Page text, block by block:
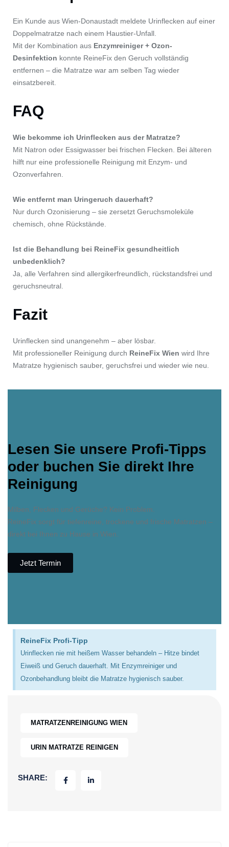
Ein Kunde aus Wien-Donaustadt meldete Urinflecken auf einer
Doppelmatratze nach einem Haustier-Unfall.
Mit der Kombination aus Enzymreiniger + Ozon-
Desinfektion konnte ReineFix den Geruch vollständig
entfernen – die Matratze war am selben Tag wieder
einsatzbereit.
FAQ
Wie bekomme ich Urinflecken aus der Matratze?
Mit Natron oder Essigwasser bei frischen Flecken. Bei älteren
hilft nur eine professionelle Reinigung mit Enzym- und
Ozonverfahren.
Wie entfernt man Uringeruch dauerhaft?
Nur durch Ozonisierung – sie zersetzt Geruchsmoleküle
chemisch, ohne Rückstände.
Ist die Behandlung bei ReineFix gesundheitlich
unbedenklich?
Ja, alle Verfahren sind allergikerfreundlich, rückstandsfrei und
geruchsneutral.
Fazit
Urinflecken sind unangenehm – aber lösbar.
Mit professioneller Reinigung durch ReineFix Wien wird Ihre
Matratze hygienisch sauber, geruchsfrei und wieder wie neu.
Lesen Sie unsere Profi-Tipps
oder buchen Sie direkt Ihre
Reinigung
Milben, Flecken und Gerüche? Kein Problem.
ReineFix sorgt für tiefenreine, trockene und frische Matratzen –
direkt bei Ihnen zu Hause in Wien.
Jetzt Termin
ReineFix Profi-Tipp
Urinflecken nie mit heißem Wasser behandeln – Hitze bindet
Eiweiß und Geruch dauerhaft. Mit Enzymreiniger und
Ozonbehandlung bleibt die Matratze hygienisch sauber.
MATRATZENREINIGUNG WIEN
URIN MATRATZE REINIGEN
SHARE: